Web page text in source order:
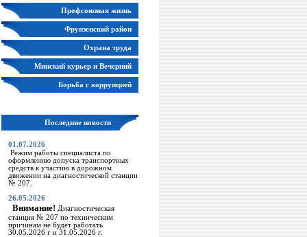
Профсоюзная жизнь
Фрунзенский район
Охрана труда
Минский курьер и Вечерний
Минск
Борьба с коррупцией
Последние новости
01.07.2026
Режим работы специалиста по
оформлению допуска транспортных
средств к участию в дорожном
движении на диагностической станции
№ 207.
26.05.2026
Внимание! Диагностическая
станция № 207 по техническим
причинам не будет работать
30.05.2026 г и 31.05.2026 г.